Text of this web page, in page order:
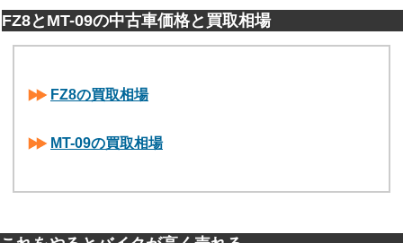
FZ8とMT-09の中古車価格と買取相場
FZ8の買取相場
MT-09の買取相場